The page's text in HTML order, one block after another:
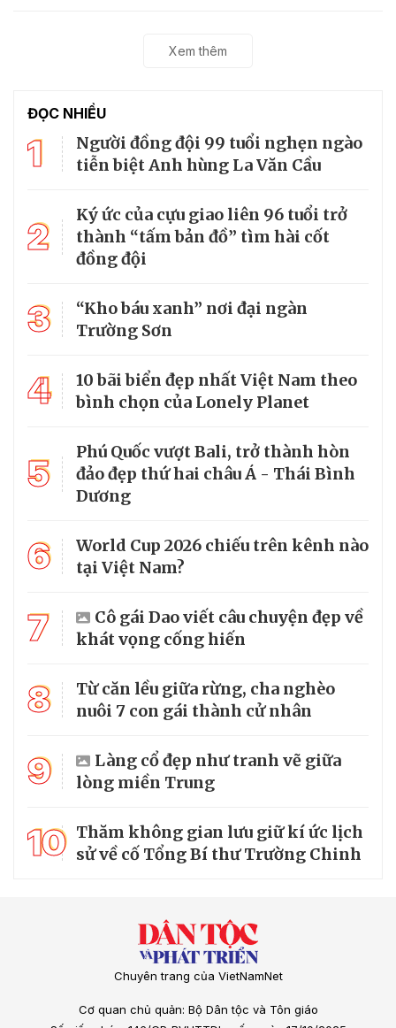
Xem thêm
ĐỌC NHIỀU
1
Người đồng đội 99 tuổi nghẹn ngào
tiễn biệt Anh hùng La Văn Cầu
2
Ký ức của cựu giao liên 96 tuổi trở
thành “tấm bản đồ” tìm hài cốt
đồng đội
3
“Kho báu xanh” nơi đại ngàn
Trường Sơn
4
10 bãi biển đẹp nhất Việt Nam theo
bình chọn của Lonely Planet
5
Phú Quốc vượt Bali, trở thành hòn
đảo đẹp thứ hai châu Á - Thái Bình
Dương
6
World Cup 2026 chiếu trên kênh nào
tại Việt Nam?
7
Cô gái Dao viết câu chuyện đẹp về
khát vọng cống hiến
8
Từ căn lều giữa rừng, cha nghèo
nuôi 7 con gái thành cử nhân
9
Làng cổ đẹp như tranh vẽ giữa
lòng miền Trung
10 Thăm không gian lưu giữ kí ức lịch
sử về cố Tổng Bí thư Trường Chinh
Chuyên trang của VietNamNet
Cơ quan chủ quản: Bộ Dân tộc và Tôn giáo